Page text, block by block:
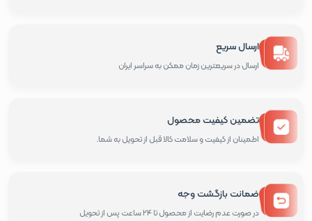
ارسال سریع
ارسال در سریعترین زمان ممکن به سراسر ایران
تضمین کیفیت محصول
اطمینان از کیفیت و سلامت کالا قبل از تحویل به شما.
ضمانت بازگشت وجه
در صورت عدم رضایت از محصول تا 24 ساعت پس از تحویل